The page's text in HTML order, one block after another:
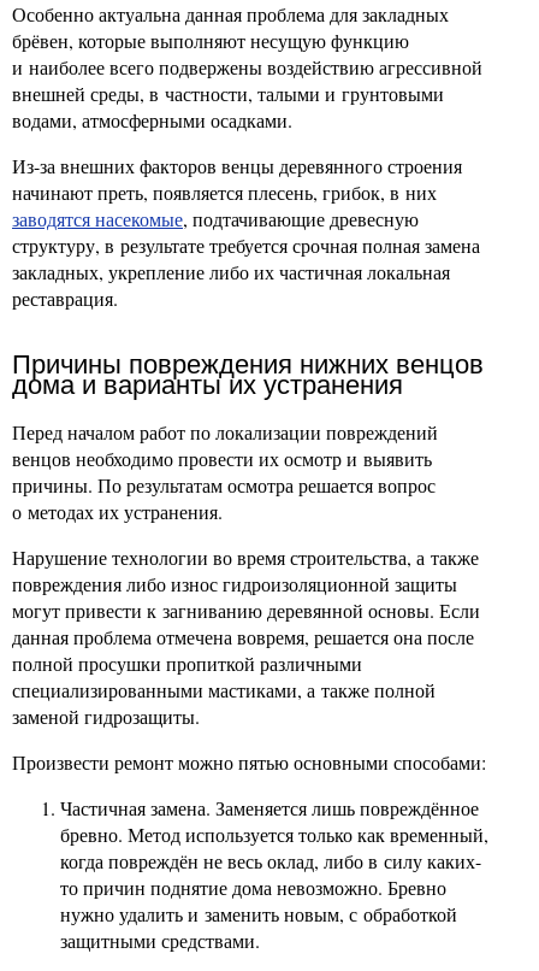
Особенно актуальна данная проблема для закладных
брёвен, которые выполняют несущую функцию
и наиболее всего подвержены воздействию агрессивной
внешней среды, в частности, талыми и грунтовыми
водами, атмосферными осадками.
Из-за внешних факторов венцы деревянного строения
начинают преть, появляется плесень, грибок, в них
заводятся насекомые, подтачивающие древесную
структуру, в результате требуется срочная полная замена
закладных, укрепление либо их частичная локальная
реставрация.
Причины повреждения нижних венцов
дома и варианты их устранения
Перед началом работ по локализации повреждений
венцов необходимо провести их осмотр и выявить
причины. По результатам осмотра решается вопрос
о методах их устранения.
Нарушение технологии во время строительства, а также
повреждения либо износ гидроизоляционной защиты
могут привести к загниванию деревянной основы. Если
данная проблема отмечена вовремя, решается она после
полной просушки пропиткой различными
специализированными мастиками, а также полной
заменой гидрозащиты.
Произвести ремонт можно пятью основными способами:
Частичная замена. Заменяется лишь повреждённое
бревно. Метод используется только как временный,
когда повреждён не весь оклад, либо в силу каких-
то причин поднятие дома невозможно. Бревно
нужно удалить и заменить новым, с обработкой
защитными средствами.